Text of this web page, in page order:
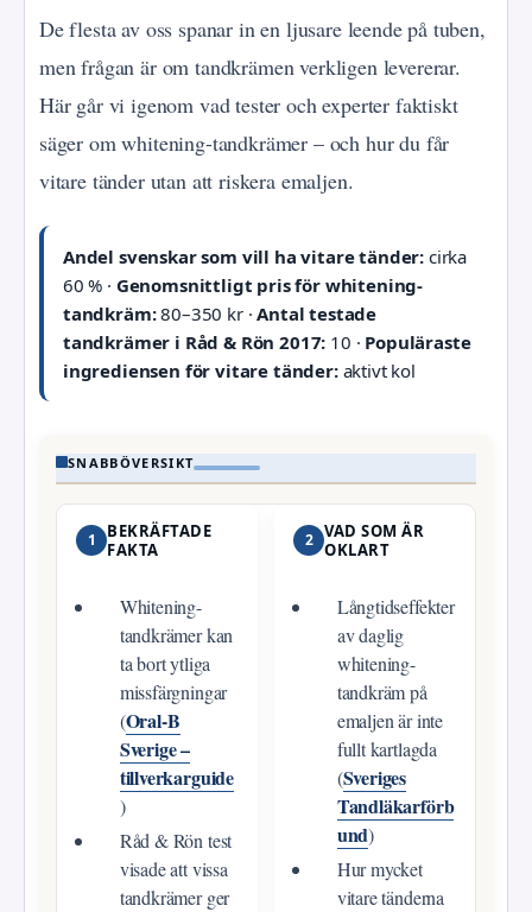
De flesta av oss spanar in en ljusare leende på tuben,
men frågan är om tandkrämen verkligen levererar.
Här går vi igenom vad tester och experter faktiskt
säger om whitening-tandkrämer – och hur du får
vitare tänder utan att riskera emaljen.
Andel svenskar som vill ha vitare tänder: cirka
60 % · Genomsnittligt pris för whitening-
tandkräm:80–350 kr ·Antal testade
tandkrämer i Råd & Rön 2017: 10 · Populäraste
ingrediensen för vitare tänder:aktivt kol
SNABBÖVERSIKT
1
BEKRÄFTADE
FAKTA
Whitening-
tandkrämer kan
ta bort ytliga
missfärgningar
(Oral‑B
Sverige –
tillverkarguide
)
Råd & Rön test
visade att vissa
tandkrämer ger
2 VAD SOM ÄR
OKLART
Långtidseffekter
av daglig
whitening-
tandkräm på
emaljen är inte
fullt kartlagda
(Sveriges
Tandläkarförb
und)
Hur mycket
vitare tänderna